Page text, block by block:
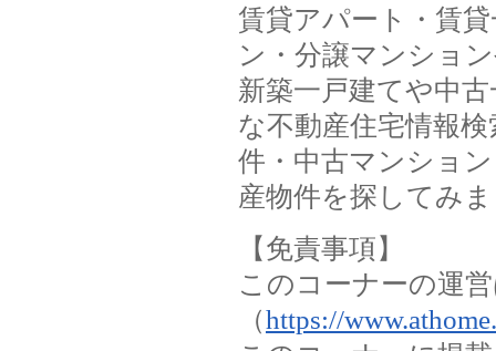
賃貸アパート・賃
ン・分譲マンショ
新築一戸建てや中
な不動産住宅情報
件・中古マンショ
産物件を探してみ
【免責事項】
このコーナーの運
（https://